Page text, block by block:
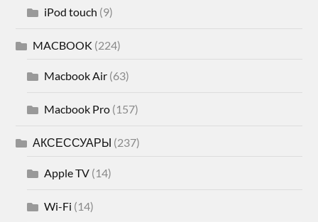
iPod touch (9)
MACBOOK (224)
Macbook Air (63)
Macbook Pro (157)
АКСЕССУАРЫ (237)
Apple TV (14)
Wi-Fi (14)